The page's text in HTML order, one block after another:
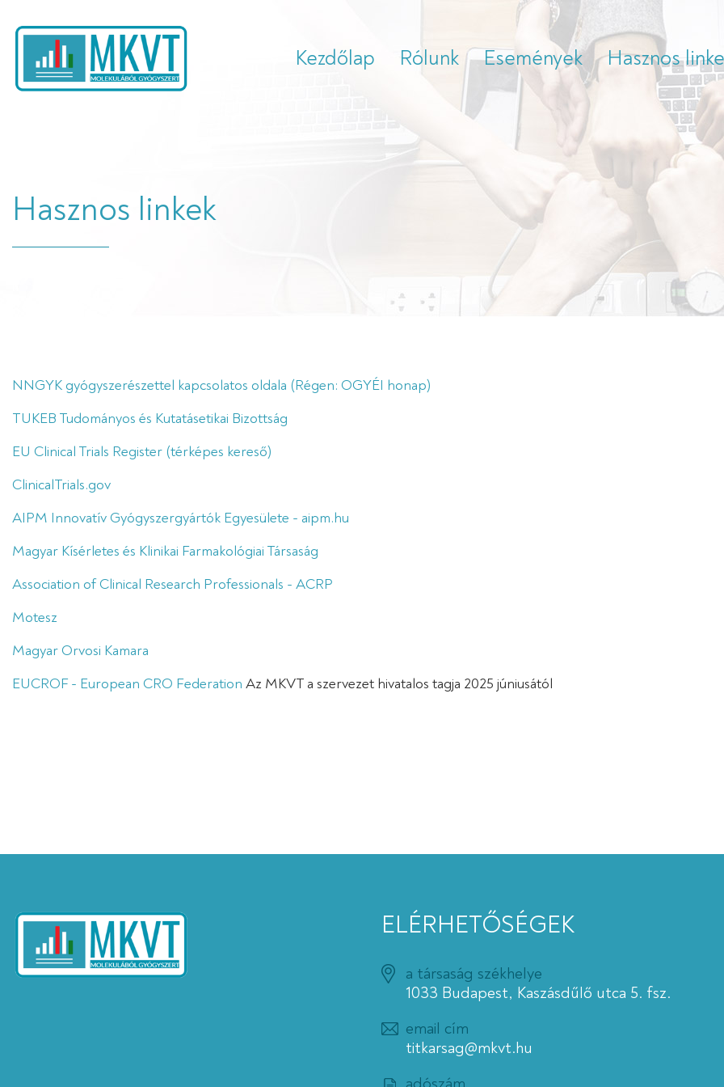
Kezdőlap Rólunk Események Hasznos
Hasznos linkek
NNGYK gyógyszerészettel kapcsolatos oldala (Régen: OGYÉI honap)
TUKEB Tudományos és Kutatásetikai Bizottság
EU Clinical Trials Register (térképes kereső)
ClinicalTrials.gov
AIPM Innovatív Gyógyszergyártók Egyesülete - aipm.hu
Magyar Kísérletes és Klinikai Farmakológiai Társaság
Association of Clinical Research Professionals - ACRP
Motesz
Magyar Orvosi Kamara
EUCROF - European CRO Federation Az MKVT a szervezet hivatalos tagja 2025 júniusától
ELÉRHETŐSÉGEK
a társaság székhelye
1033 Budapest, Kaszásdűlő utca 5. fsz.
email cím
titkarsag@mkvt.hu